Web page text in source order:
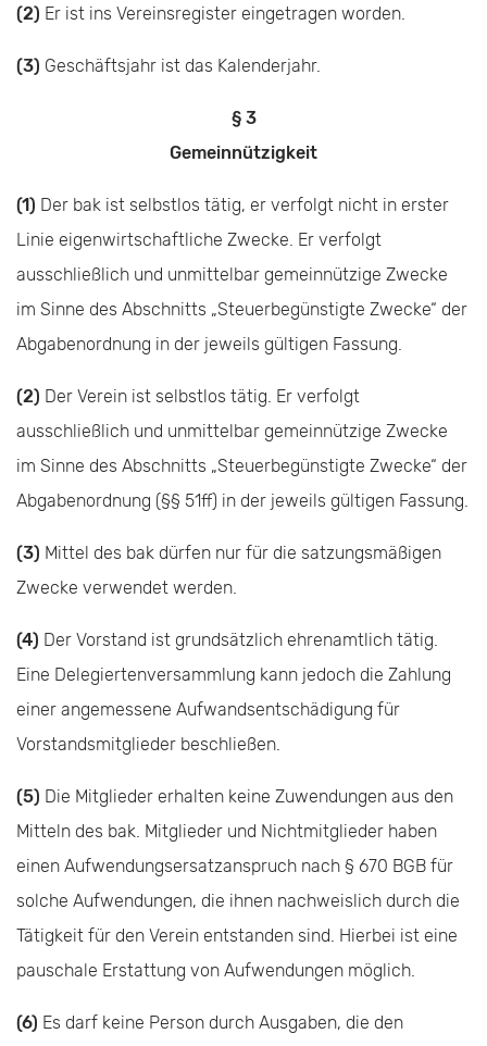
(2) Er ist ins Vereinsregister eingetragen worden.
(3) Geschäftsjahr ist das Kalenderjahr.
§ 3
Gemeinnützigkeit
(1) Der bak ist selbstlos tätig, er verfolgt nicht in erster
Linie eigenwirtschaftliche Zwecke. Er verfolgt
ausschließlich und unmittelbar gemeinnützige Zwecke
im Sinne des Abschnitts „Steuerbegünstigte Zwecke“ der
Abgabenordnung in der jeweils gültigen Fassung.
(2) Der Verein ist selbstlos tätig. Er verfolgt
ausschließlich und unmittelbar gemeinnützige Zwecke
im Sinne des Abschnitts „Steuerbegünstigte Zwecke“ der
Abgabenordnung (§§ 51ff) in der jeweils gültigen Fassung.
(3) Mittel des bak dürfen nur für die satzungsmäßigen
Zwecke verwendet werden.
(4) Der Vorstand ist grundsätzlich ehrenamtlich tätig.
Eine Delegiertenversammlung kann jedoch die Zahlung
einer angemessene Aufwandsentschädigung für
Vorstandsmitglieder beschließen.
(5) Die Mitglieder erhalten keine Zuwendungen aus den
Mitteln des bak. Mitglieder und Nicht­mitglieder haben
einen Aufwendungsersatzanspruch nach § 670 BGB für
solche Aufwendungen, die ihnen nachweislich durch die
Tätigkeit für den Verein entstanden sind. Hierbei ist eine
pauschale Erstattung von Aufwendungen möglich.
(6) Es darf keine Person durch Ausgaben, die den